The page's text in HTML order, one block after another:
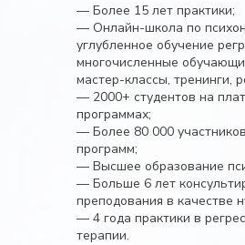
— Более 15 лет практики;
— Онлайн-школа по
углубленное обучение
многочисленные
мастер-классы, тренинги,
— 2000+ студентов на
программах;
— Более 80 000
программ;
— Высшее образование
— Больше 6 лет
преподования в качестве
— 4 года практики в
терапии.